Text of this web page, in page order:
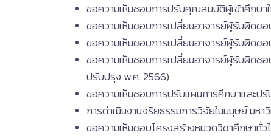
ขอความเห็นชอบการปรับคุณสมบัติผู้เข้าศึกษ
ขอความเห็นชอบการเปลี่ยนอาจารย์ผู้รับผิด
ขอความเห็นชอบการเปลี่ยนอาจารย์ผู้รับผิด
ขอความเห็นชอบการเปลี่ยนอาจารย์ผู้รับผิด
ปรับปรุง พ.ศ. 2566)
ขอความเห็นชอบการปรับแผนการศึกษาและ
การดำเนินงานจริยธรรมการวิจัยในมนุษย์ มห
ขอความเห็นชอบโครงสร้างหมวดวิชาศึกษาทั่